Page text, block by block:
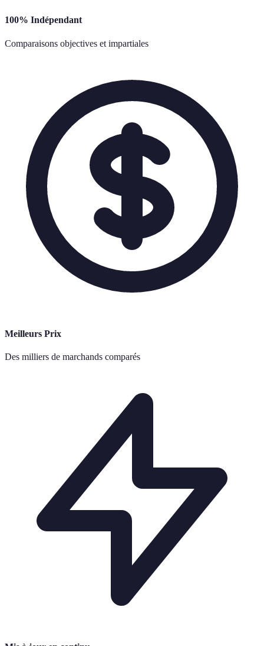
100% Indépendant
Comparaisons objectives et impartiales
Meilleurs Prix
Des milliers de marchands comparés